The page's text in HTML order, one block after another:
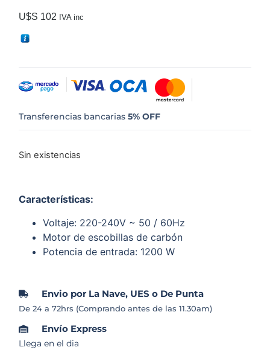
U$S 102 IVA inc
Transferencias bancarias5% OFF
Sin existencias
Características:
Voltaje: 220-240V ~ 50 / 60Hz
Motor de escobillas de carbón
Potencia de entrada: 1200 W
Envio por La Nave, UES o De Punta
De 24 a 72hrs (Comprando antes de las 11.30am)
Envío Express
Llega en el dia